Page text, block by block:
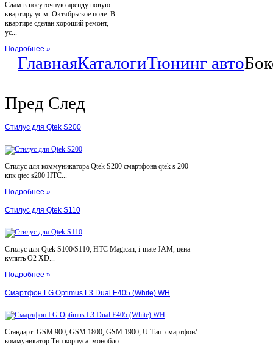
Сдам в посуточную аренду новую
квартиру ус.м. Октябрьское поле. В
квартире сделан хороший ремонт,
ус...
Подробнее »
ГлавнаяКаталогиТюнинг авто
Пред След
Стилус для Qtek S200
Стилус для коммуникатора Qtek S200 смартфона qtek s 200
кпк qtec s200 HTC...
Подробнее »
Стилус для Qtek S110
Стилус для Qtek S100/S110, HTC Magican, i-mate JAM, цена
купить O2 XD...
Подробнее »
Смартфон LG Optimus L3 Dual E405 (White) WH
Стандарт: GSM 900, GSM 1800, GSM 1900, U Тип: смартфон/
коммуникатор Тип корпуса: монобло...